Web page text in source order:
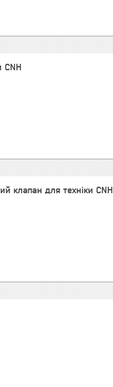
CNH
клапан для техніки CNH